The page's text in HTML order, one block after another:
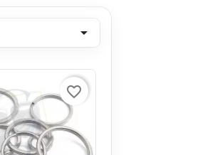

favorite_border